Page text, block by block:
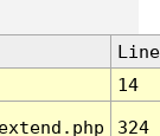
Line
14
324